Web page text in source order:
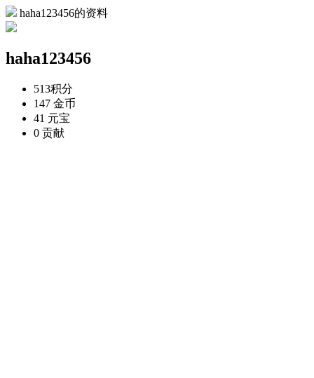
haha123456的资料
haha123456
513积分
147 金币
41 元宝
0 贡献